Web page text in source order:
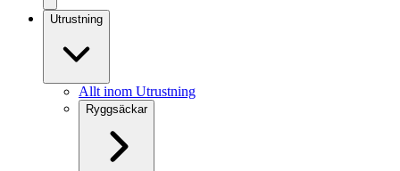
Utrustning
Allt inom Utrustning
Ryggsäckar